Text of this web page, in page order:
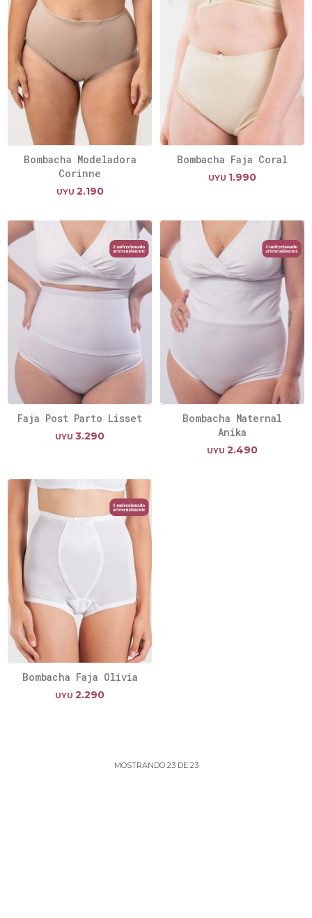
Bombacha Modeladora
Corinne
UYU 2.190
Bombacha Faja Coral
UYU 1.990
Faja Post Parto Lisset
UYU 3.290
Bombacha Maternal
Anika
UYU 2.490
Bombacha Faja Olivia
UYU 2.290
MOSTRANDO 23DE 23